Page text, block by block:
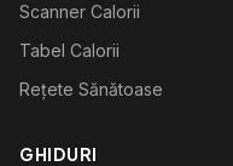
Scanner Calorii
Tabel Calorii
Rețete Sănătoase
GHIDURI